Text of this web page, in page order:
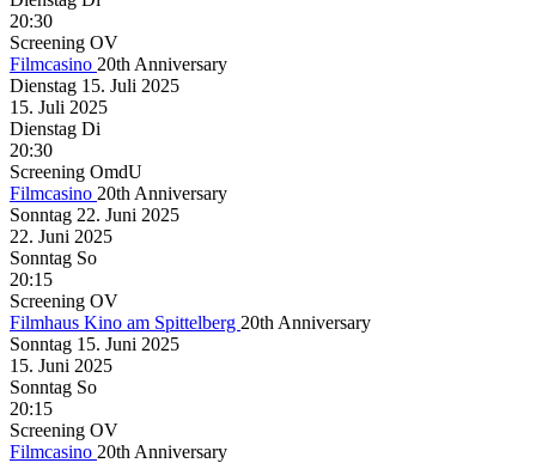
20:30
Screening OV
Filmcasino 20th Anniversary
Dienstag 15. Juli 2025
15. Juli 2025
Dienstag Di
20:30
Screening OmdU
Filmcasino 20th Anniversary
Sonntag 22. Juni 2025
22. Juni 2025
Sonntag So
20:15
Screening OV
Filmhaus Kino am Spittelberg 20th Anniversary
Sonntag 15. Juni 2025
15. Juni 2025
Sonntag So
20:15
Screening OV
Filmcasino 20th Anniversary